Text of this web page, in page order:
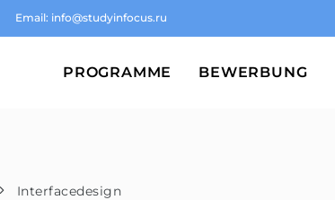
Email: info@studyinfocus.ru
PROGRAMME BEWERBUNG
Interfacedesign